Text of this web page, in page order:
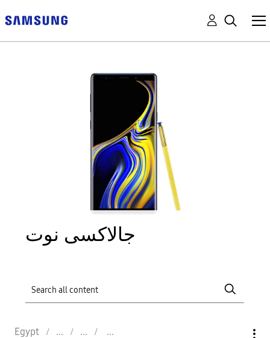
جالاكسى نوت
Egypt